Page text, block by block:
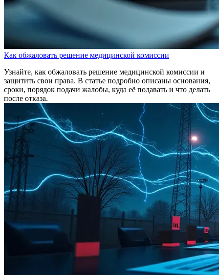
Как обжаловать решение медицинской комиссии
Узнайте, как обжаловать решение медицинской комиссии и
защитить свои права. В статье подробно описаны основания,
сроки, порядок подачи жалобы, куда её подавать и что делать
после отказа.